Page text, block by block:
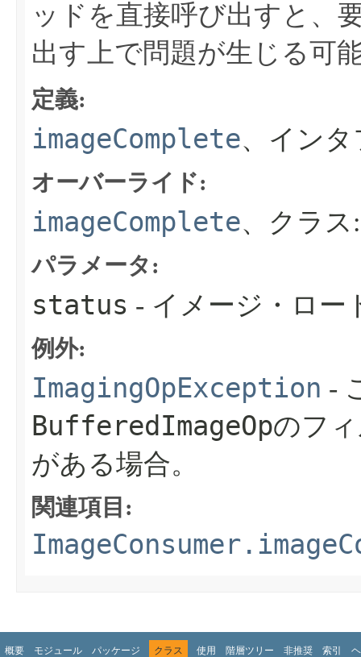
ッドを直接呼び出すと、
出す上で問題が生じる可
定義:
imageComplete、イン
オーバーライド:
imageComplete、クラ
パラメータ:
status - イメージ・ロー
例外:
ImagingOpException -
BufferedImageOpのフ
がある場合。
関連項目:
概要 モジュール パッケージ クラス 使用 階層ツリー 非推奨 索引